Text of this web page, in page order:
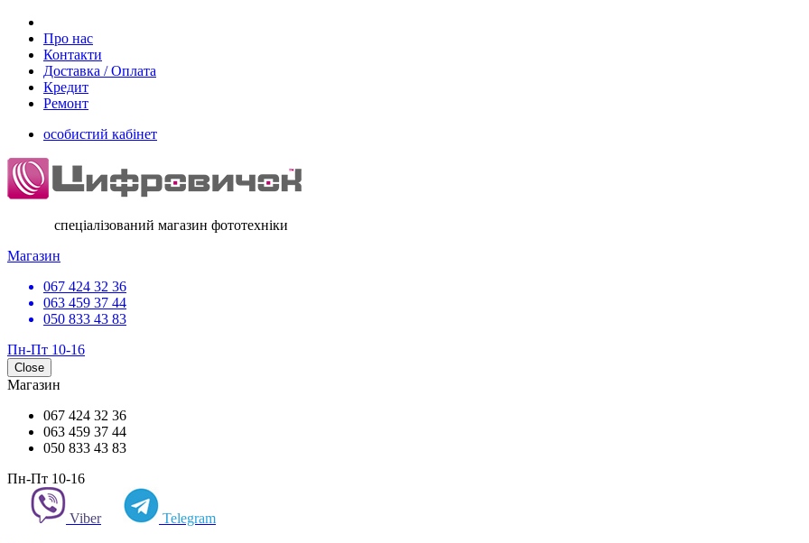
Про нас
Контакти
Доставка / Оплата
Кредит
Ремонт
особистий кабінет
спеціалізований магазин фототехніки
Магазин
067 424 32 36
063 459 37 44
050 833 43 83
Пн-Пт 10-16
Close
Магазин
067 424 32 36
063 459 37 44
050 833 43 83
Пн-Пт 10-16
Viber Telegram